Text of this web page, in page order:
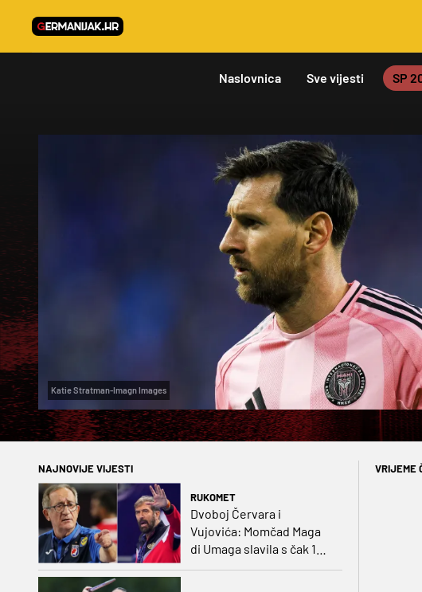
Naslovnica Sve vijesti SP
Katie Stratman-Imagn Images
NAJNOVIJE VIJESTI
RUKOMET
Dvoboj Červara i
Vujovića: Momčad Maga
di Umaga slavila s čak 12
VRIJEME